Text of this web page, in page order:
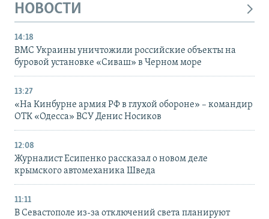
НОВОСТИ
14:18
ВМС Украины уничтожили российские объекты на
буровой установке «Сиваш» в Черном море
13:27
«На Кинбурне армия РФ в глухой обороне» – командир
ОТК «Одесса» ВСУ Денис Носиков
12:08
Журналист Есипенко рассказал о новом деле
крымского автомеханика Шведа
11:11
В Севастополе из-за отключений света планируют